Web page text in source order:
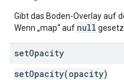
Gibt das Boden-Overlay auf
Wenn „map“ auf null
setOpacity
setOpacity(opacity)